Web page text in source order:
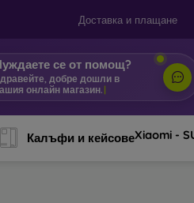
Доставка и плащане
се от помощ?
добре дошли в
онлайн магазин. |
Калъфи и кейсовеXiaomi -